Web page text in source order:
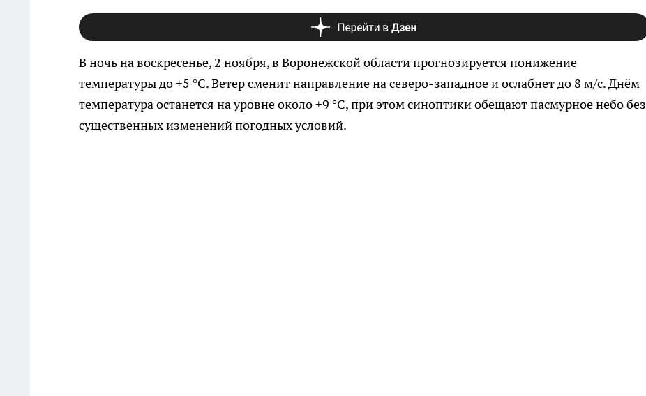
В ночь на воскресенье, 2 ноября, в Воронежской области прогнозируется понижение
температуры до +5 °C. Ветер сменит направление на северо-западное и ослабнет до 8 м/с. Днём
температура останется на уровне около +9 °C, при этом синоптики обещают пасмурное небо без
существенных изменений погодных условий.